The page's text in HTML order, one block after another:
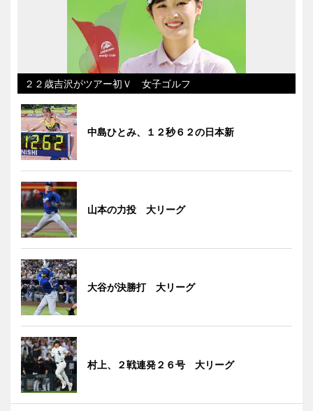
２２歳吉沢がツアー初Ｖ 女子ゴルフ
中島ひとみ、１２秒６２の日本新
山本の力投 大リーグ
大谷が決勝打 大リーグ
村上、２戦連発２６号 大リーグ